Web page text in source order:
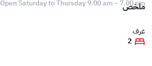
Open Saturday to Thursday 9.00 am – 7.00 pm
ملخص
غرف
2